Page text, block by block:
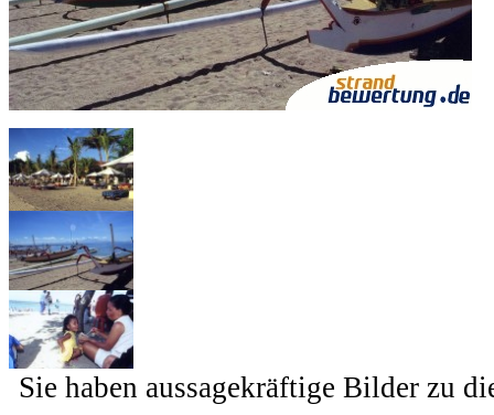
Sie haben aussagekräftige Bilder zu